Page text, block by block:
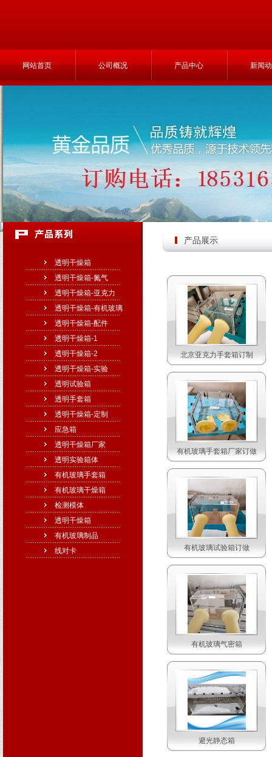
网站首页 公司概况 产品中心 新闻
透明干燥箱
透明干燥箱-氮气
透明干燥箱-亚克力
透明干燥箱-有机玻璃
透明干燥箱-配件
透明干燥箱-1
透明干燥箱-2
透明干燥箱-实验
透明试验箱
透明手套箱
透明干燥箱-定制
应急箱
透明干燥箱厂家
透明实验箱体
有机玻璃手套箱
有机玻璃干燥箱
检测模体
透明干燥箱
有机玻璃制品
线对卡
产品展示
北京亚克力手套箱订制
有机玻璃手套箱厂家订做
有机玻璃试验箱订做
有机玻璃气密箱
避光静态箱